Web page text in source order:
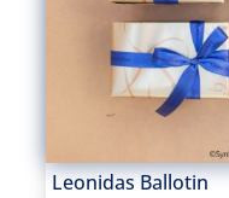
Leonidas Ballotin